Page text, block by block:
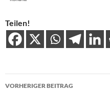
Teilen!
Beitragsnavigation
VORHERIGER BEITRAG